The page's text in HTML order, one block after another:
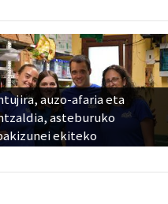
auzo-afaria eta
asteburuko
ekiteko